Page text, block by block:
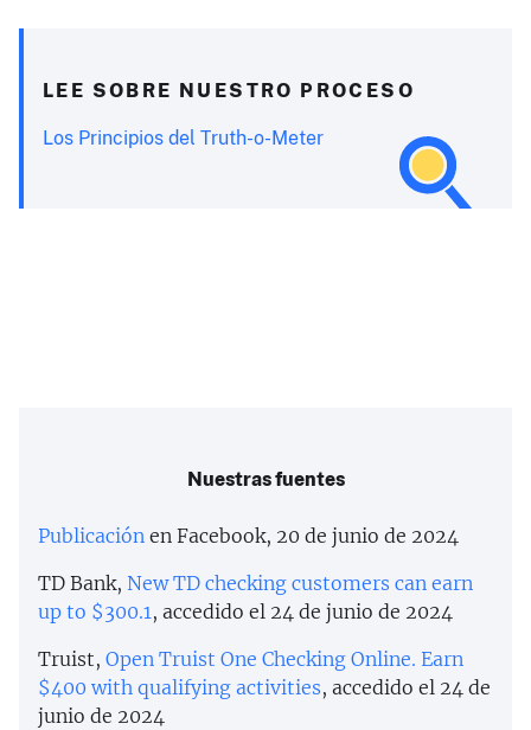
LEE SOBRE NUESTRO PROCESO
Los Principios del Truth-o-Meter
Nuestras fuentes
Publicación en Facebook, 20 de junio de 2024
TD Bank, New TD checking customers can earn
up to $300.1, accedido el 24 de junio de 2024
Truist, Open Truist One Checking Online. Earn
$400 with qualifying activities, accedido el 24 de
junio de 2024